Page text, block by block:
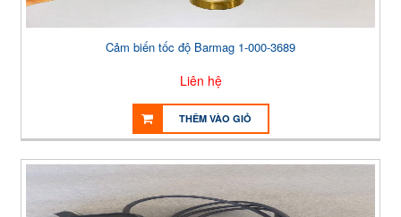
Cảm biến tốc độ Barmag 1-000-3689
Liên hệ
THÊM VÀO GIỎ